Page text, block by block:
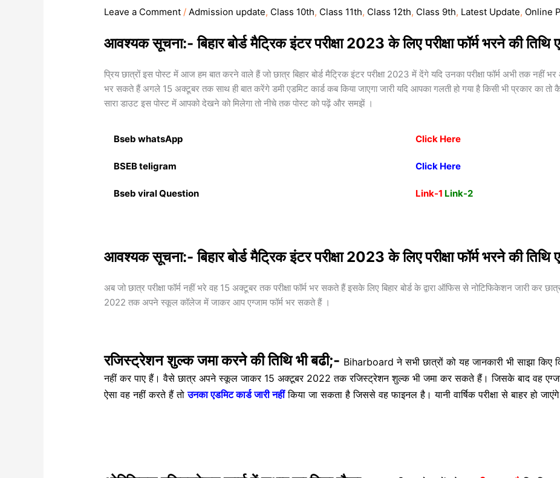
Leave a Comment / Admission update, Class 10th, Class 11th, Class 12th, Class 9th, Latest Update, Online
आवश्यक सूचना:- बिहार बोर्ड मैट्रिक इंटर परीक्षा 2023 के लिए परीक्षा फॉर्म भरने की तिथि
प्रिय छात्रों इस पोस्ट में आज हम बात करने वाले हैं जो छात्र बिहार बोर्ड मैट्रिक इंटर परीक्षा 2023 में देंगे यदि उनका परीक्षा फॉर्म अभी तक नहीं भर
भर सकते हैं अगले 15 अक्टूबर तक साथ ही बात करेंगे डमी एडमिट कार्ड कब किया जाएगा जारी यदि आपका गलती हो गया है किसी भी प्रकार का तो कैसे
सारा डाउट इस पोस्ट में आपको देखने को मिलेगा तो नीचे तक पोस्ट को पढ़ें और समझें ।
Bseb whatsApp Click Here
BSEB teligram Click Here
Bseb viral Question Link-1 Link-2
आवश्यक सूचना:- बिहार बोर्ड मैट्रिक इंटर परीक्षा 2023 के लिए परीक्षा फॉर्म भरने की तिथि
अब जो छात्र परीक्षा फॉर्म नहीं भरे वह 15 अक्टूबर तक परीक्षा फॉर्म भर सकते हैं इसके लिए बिहार बोर्ड के द्वारा ऑफिस से नोटिफिकेशन जारी कर
2022 तक अपने स्कूल कॉलेज में जाकर आप एग्जाम फॉर्म भर सकते हैं ।
रजिस्ट्रेशन शुल्क जमा करने की तिथि भी बढी;- Biharboard ने सभी छात्रों को यह जानकारी भी साझा
नहीं कर पाए हैं। वैसे छात्र अपने स्कूल जाकर 15 अक्टूबर 2022 तक रजिस्ट्रेशन शुल्क भी जमा कर सकते हैं। जिसके बाद वह
ऐसा वह नहीं करते हैं तोउनका एडमिट कार्ड जारी नहींकिया जा सकता है जिससे वह फाइनल है। यानी वार्षिक परीक्षा से बाहर हो